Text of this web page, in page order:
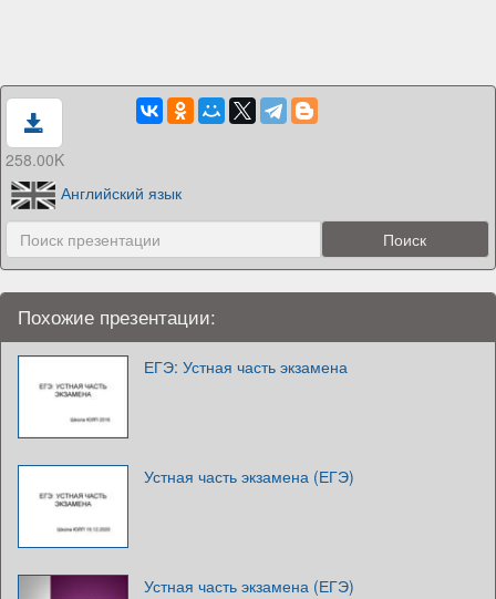
258.00K
Английский язык
Похожие презентации:
ЕГЭ: Устная часть экзамена
Устная часть экзамена (ЕГЭ)
Устная часть экзамена (ЕГЭ)